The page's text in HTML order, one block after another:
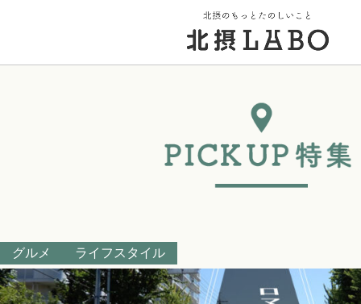
北摂 PLAY SPOT
グルメ ライフスタイル